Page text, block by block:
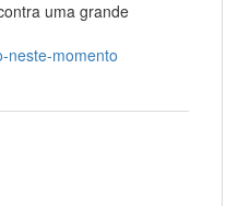
uma grande
neste-momento